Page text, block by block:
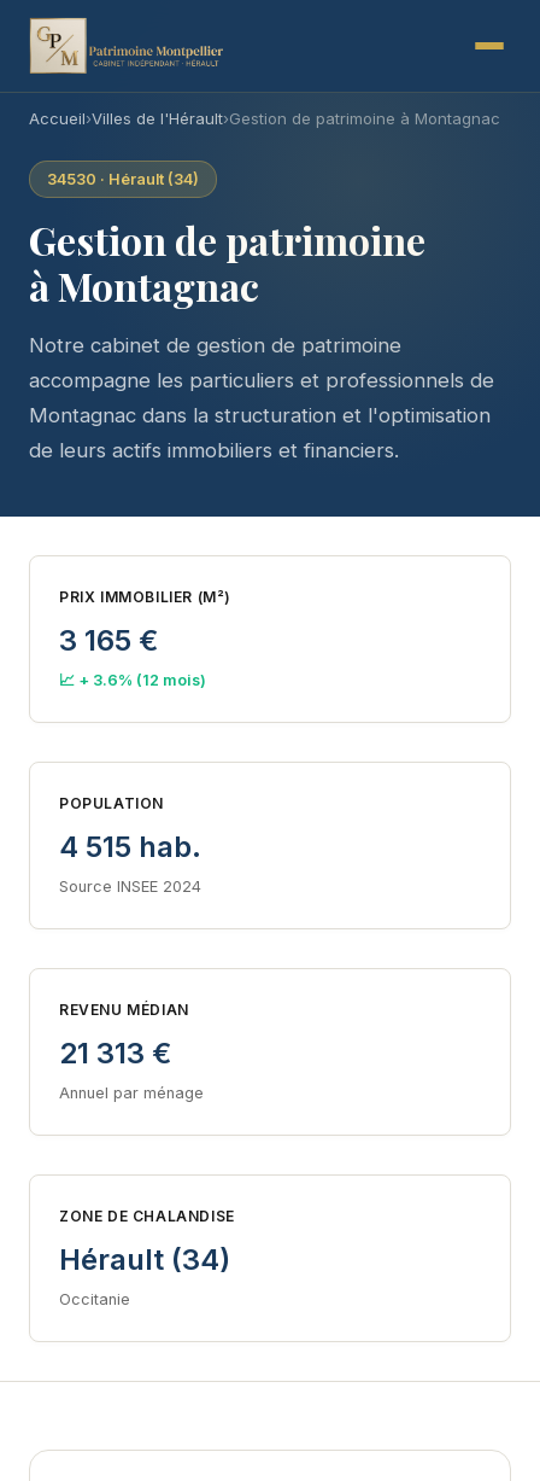
Accueil›Villes de l'Hérault›Gestion de patrimoine à Montagnac
34530 · Hérault (34)
Gestion de patrimoine
à Montagnac
Notre cabinet de gestion de patrimoine
accompagne les particuliers et professionnels de
Montagnac dans la structuration et l'optimisation
de leurs actifs immobiliers et financiers.
PRIX IMMOBILIER (M²)
3 165 €
📈 + 3.6% (12 mois)
POPULATION
4 515 hab.
Source INSEE 2024
REVENU MÉDIAN
21 313 €
Annuel par ménage
ZONE DE CHALANDISE
Hérault (34)
Occitanie